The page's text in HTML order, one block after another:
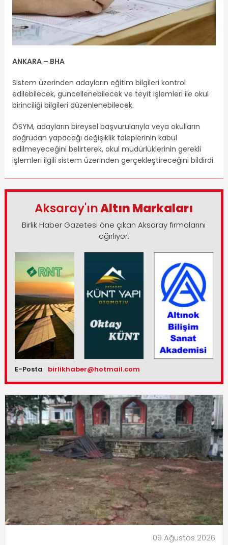
ANKARA – BHA
Sistem üzerinden adayların eğitim bilgileri kontrol
edilebilecek, güncellenebilecek ve teyit işlemleri ile okul
birinciliği bilgileri düzenlenebilecek.
ÖSYM, adayların bireysel başvurularıyla veya okulların
doğrudan yapacağı değişiklik taleplerinin kabul
edilmeyeceğini belirterek, okul müdürlüklerinin gerekli
işlemleri ilgili sistem üzerinden gerçekleştireceğini bildirdi.
Aksaray'ınAltın Markaları
Birlik Haber Gazetesi öne çıkan Aksaray firmalarını
ağırlıyor.
E-Posta birlikhaber@hotmail.com
09 Ağustos 2026